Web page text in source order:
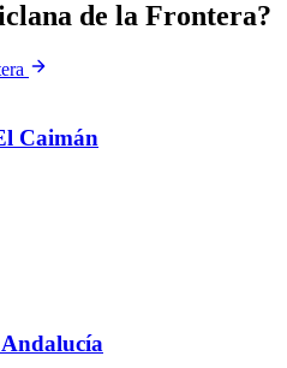
de la Frontera?
Caimán
Andalucía